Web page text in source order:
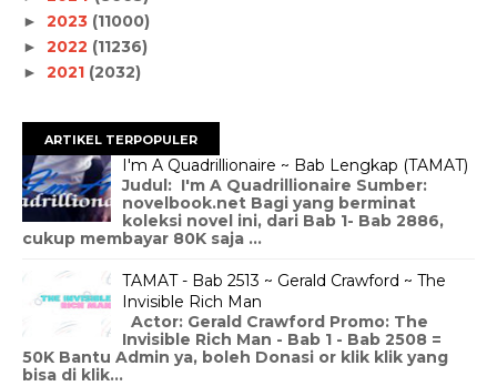
► 2023 (11000)
► 2022 (11236)
► 2021 (2032)
ARTIKEL TERPOPULER
I'm A Quadrillionaire ~ Bab Lengkap (TAMAT)
Judul: I'm A Quadrillionaire Sumber:
novelbook.net Bagi yang berminat
koleksi novel ini, dari Bab 1- Bab 2886,
cukup membayar 80K saja ...
TAMAT - Bab 2513 ~ Gerald Crawford ~ The
Invisible Rich Man
Actor: Gerald Crawford Promo: The
Invisible Rich Man - Bab 1 - Bab 2508 =
50K Bantu Admin ya, boleh Donasi or klik klik yang
bisa di klik...